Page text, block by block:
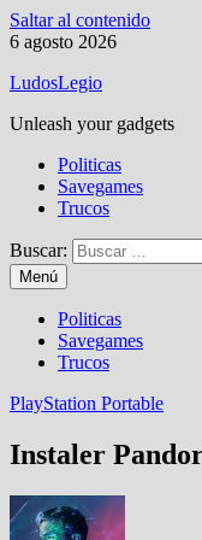
Saltar al contenido
6 agosto 2026
LudosLegio
Unleash your gadgets
Politicas
Savegames
Trucos
Buscar:
Menú
Politicas
Savegames
Trucos
PlayStation Portable
Instaler